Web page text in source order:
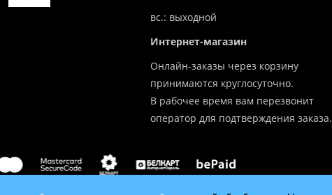
вс.: выходной
Интернет-магазин
Онлайн-заказы через корзину
принимаются круглосуточно.
В рабочее время вам перезвонит
оператор для подтверждения заказа.